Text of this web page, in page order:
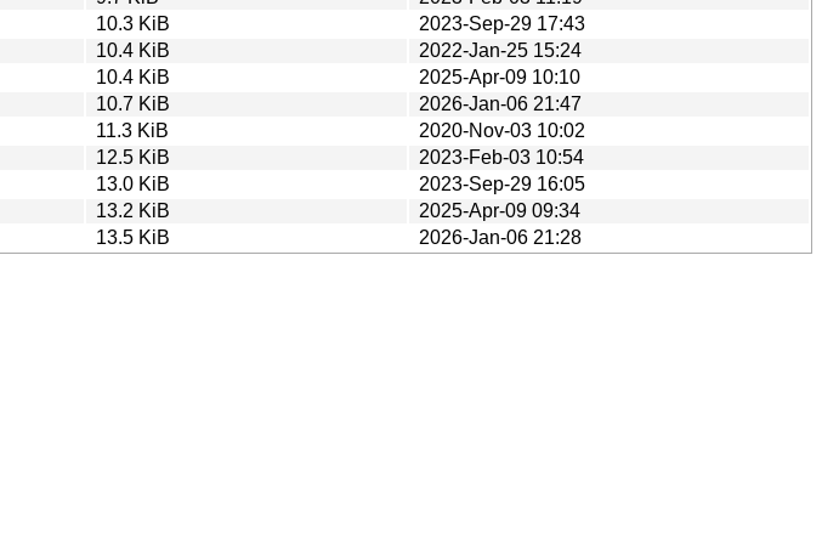
10.3 KiB
2023-Sep-29 17:43
10.4 KiB
2022-Jan-25 15:24
10.4 KiB
2025-Apr-09 10:10
10.7 KiB
2026-Jan-06 21:47
11.3 KiB
2020-Nov-03 10:02
12.5 KiB
2023-Feb-03 10:54
13.0 KiB
2023-Sep-29 16:05
13.2 KiB
2025-Apr-09 09:34
13.5 KiB 2026-Jan-06 21:28